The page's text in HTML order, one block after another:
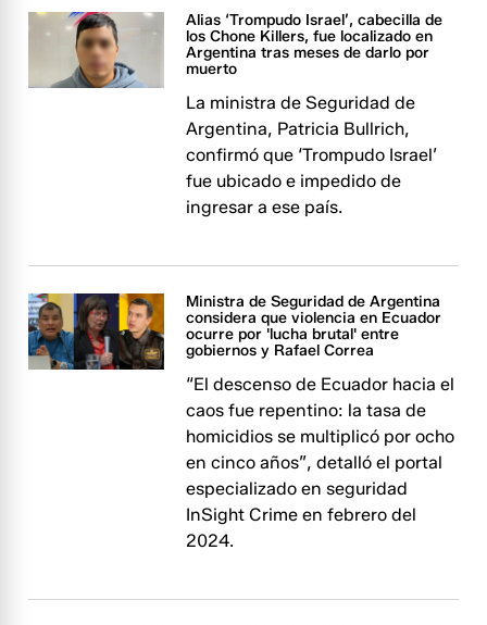
Alias ‘Trompudo Israel’, cabecilla de
los Chone Killers, fue localizado en
Argentina tras meses de darlo por
muerto
La ministra de Seguridad de
Argentina, Patricia Bullrich,
confirmó que ‘Trompudo Israel’
fue ubicado e impedido de
ingresar a ese país.
Ministra de Seguridad de Argentina
considera que violencia en Ecuador
ocurre por 'lucha brutal' entre
gobiernos y Rafael Correa
“El descenso de Ecuador hacia el
caos fue repentino: la tasa de
homicidios se multiplicó por ocho
en cinco años”, detalló el portal
especializado en seguridad
InSight Crime en febrero del
2024.